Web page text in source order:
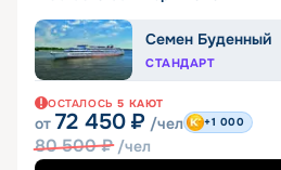
Семен Буденный
СТАНДАРТ
ОСТАЛОСЬ 5 КАЮТ
от 72 450 ₽ /чел
80 500₽ /чел
+1 000